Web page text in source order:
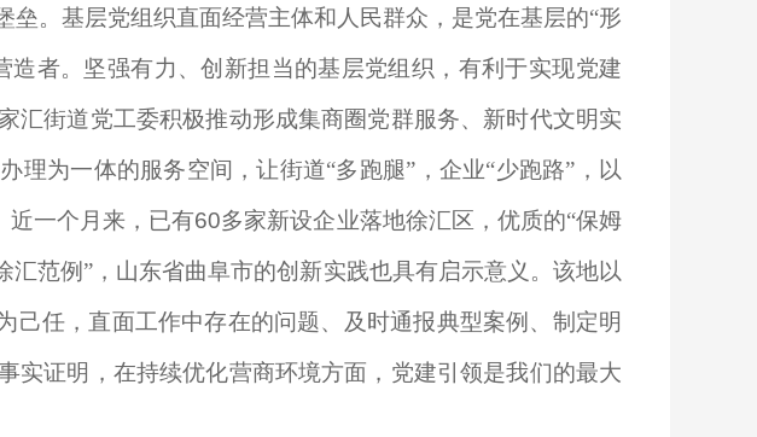
。基层党组织直面经营主体和人民群众，是党在基层的“形
者。坚强有力、创新担当的基层党组织，有利于实现党建
汇街道党工委积极推动形成集商圈党群服务、新时代文明实
理为一体的服务空间，让街道“多跑腿”，企业“少跑路”，以
近一个月来，已有60多家新设企业落地徐汇区，优质的“保姆
范例”，山东省曲阜市的创新实践也具有启示意义。该地以
己任，直面工作中存在的问题、及时通报典型案例、制定明
实证明，在持续优化营商环境方面，党建引领是我们的最大